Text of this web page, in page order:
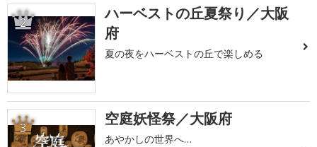
2
ハーベストの丘夏祭り／大阪
府
夏の夜をハーベストの丘で楽しめる
3 空庭妖怪祭／大阪府
あやかしの世界へ…